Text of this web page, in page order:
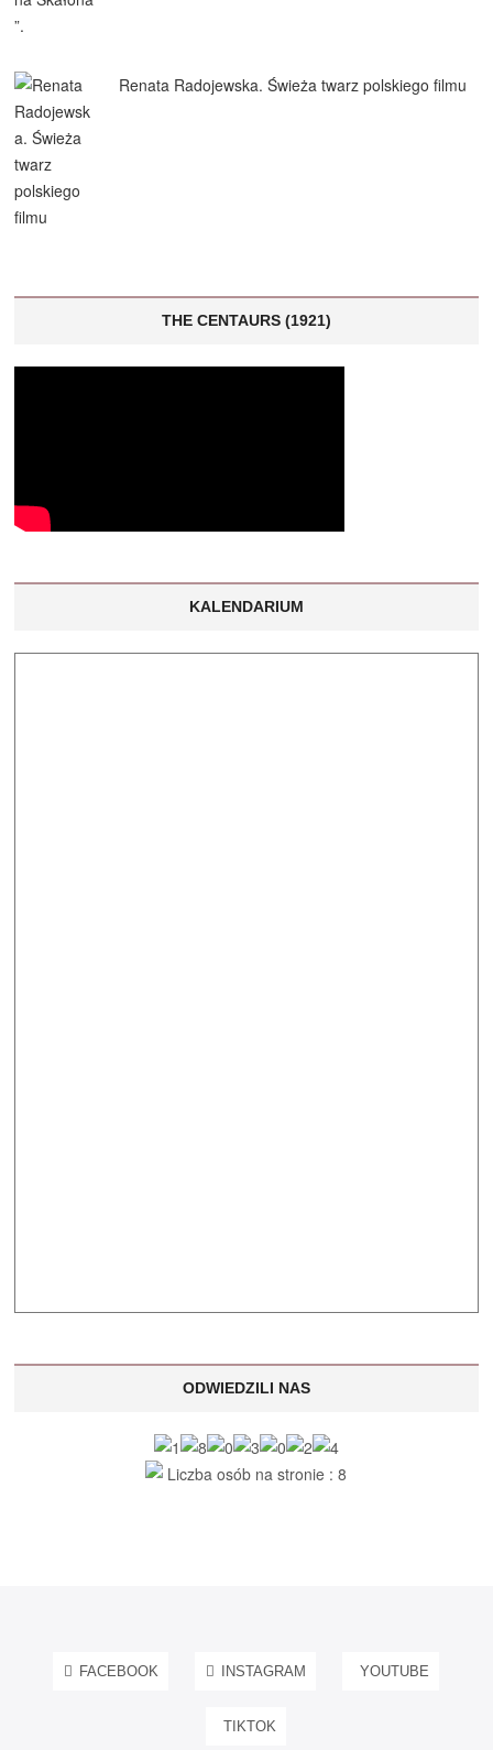
Renata Radojewska. Świeża twarz polskiego filmu
THE CENTAURS (1921)
KALENDARIUM
ODWIEDZILI NAS
Liczba osób na stronie : 8
FACEBOOK INSTAGRAM YOUTUBE
TIKTOK